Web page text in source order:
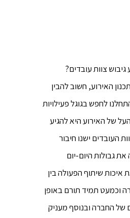
צוות עובדים?
האירוע, חשוב להבין
לחפש בגוגל פעילויות
של האירוע היא להגיע
העובדים ישנו חיבור
גבולות היום-יום
שיתוף הפעולה בין
וכמעט תמיד תורם באופן
של החברה ובנוסף מעניק